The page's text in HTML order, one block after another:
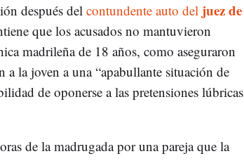
después del contundente auto deljuez de
que los acusados no mantuvieron
madrileña de 18 años, como aseguraron
a la joven a una “apabullante situación de
de oponerse a las pretensiones lúbricas
de la madrugada por una pareja que la